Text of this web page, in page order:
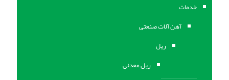
خدمات
آهن آلات صنعتی
ریل
ریل معدنی